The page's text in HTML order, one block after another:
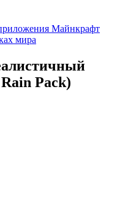
Майнкрафт
мира
Pack)